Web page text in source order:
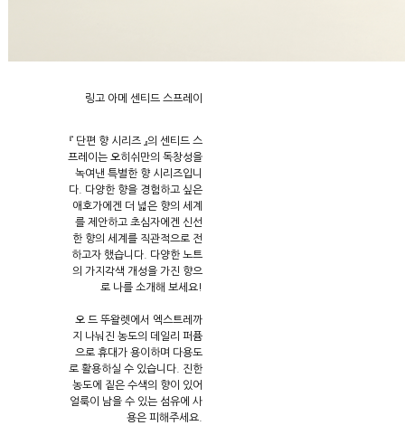
링고 아메 센티드 스프레이
『 단편 향 시리즈 』의 센티드 스
프레이는 오히쉬만의 독창성을
녹여낸 특별한 향 시리즈입니
다. 다양한 향을 경험하고 싶은
애호가에겐 더 넓은 향의 세계
를 제안하고 초심자에겐 신선
한 향의 세계를 직관적으로 전
하고자 했습니다. 다양한 노트
의 가지각색 개성을 가진 향으
로 나를 소개해 보세요!
오 드 뚜왈렛에서 엑스트레까
지 나눠진 농도의 데일리 퍼퓸
으로 휴대가 용이하며 다용도
로 활용하실 수 있습니다. 진한
농도에 짙은 수색의 향이 있어
얼룩이 남을 수 있는 섬유에 사
용은 피해주세요.